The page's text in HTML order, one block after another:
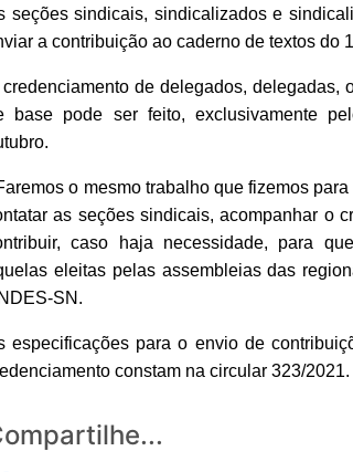
seções sindicais, sindicalizados e
a contribuição ao caderno de textos do
credenciamento de delegados, delegadas,
base pode ser feito, exclusivamente
o mesmo trabalho que fizemos
as seções sindicais, acompanhar o
caso haja necessidade, para
eleitas pelas assembleias das
SN.
especificações para o envio de
constam na circular 323/2021.